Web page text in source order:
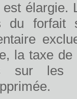
est élargie.
du
la taxe
les